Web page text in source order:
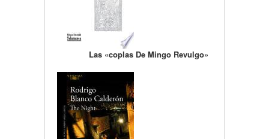
Las «coplas De Mingo Revulgo»